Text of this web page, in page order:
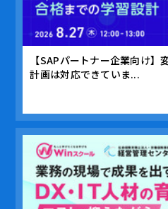
【SAPパートナー企業向け
計画は対応できていま...